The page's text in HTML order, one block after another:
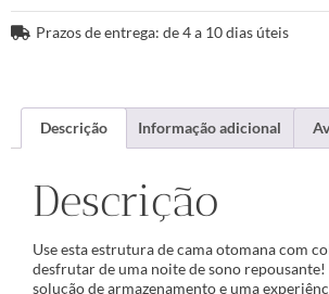
Prazos de entrega: de 4 a 10 dias úteis
Descrição Informação adicional
Descrição
Use esta estrutura de cama otomana com
desfrutar de uma noite de sono
solução de armazenamento e uma